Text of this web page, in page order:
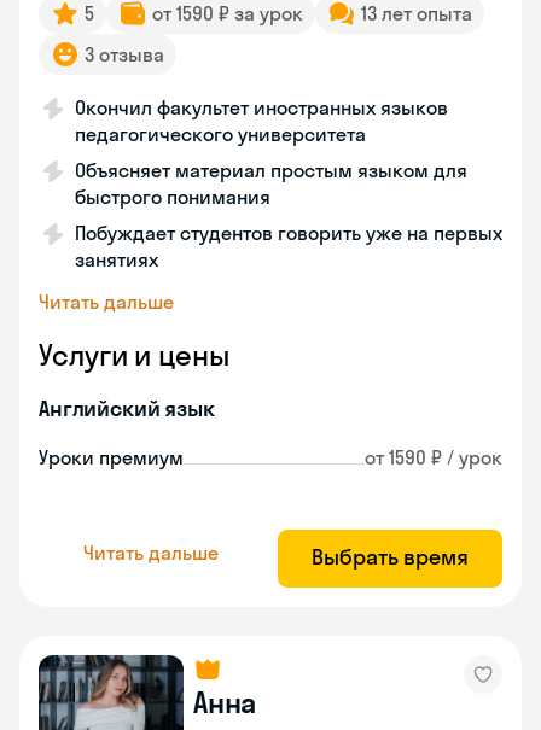
5 от 1590 ₽ за урок
13 лет опыта
3 отзыва
Окончил факультет иностранных языков
педагогического университета
Объясняет материал простым языком для
быстрого понимания
Побуждает студентов говорить уже на первых
занятиях
Читать дальше
Услуги и цены
Английский язык
Уроки премиум от 1590 ₽ / урок
Читать дальше Выбрать время
Анна